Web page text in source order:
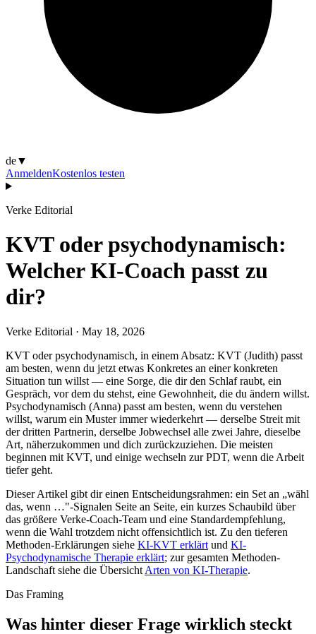
de▼
AnmeldenKostenlos testen
Verke Editorial
KVT oder psychodynamisch:
Welcher KI-Coach passt zu
dir?
Verke Editorial · May 18, 2026
KVT oder psychodynamisch, in einem Absatz: KVT (Judith) passt
am besten, wenn du jetzt etwas Konkretes an einer konkreten
Situation tun willst — eine Sorge, die dir den Schlaf raubt, ein
Gespräch, vor dem du stehst, eine Gewohnheit, die du ändern willst.
Psychodynamisch (Anna) passt am besten, wenn du verstehen
willst, warum ein Muster immer wiederkehrt — derselbe Streit mit
der dritten Partnerin, derselbe Jobwechsel alle zwei Jahre, dieselbe
Art, näherzukommen und dich zurückzuziehen. Die meisten
beginnen mit KVT, und einige wechseln zur PDT, wenn die Arbeit
tiefer geht.
Dieser Artikel gibt dir einen Entscheidungsrahmen: ein Set an „wähl
das, wenn …"-Signalen Seite an Seite, ein kurzes Schaubild über
das größere Verke-Coach-Team und eine Standardempfehlung,
wenn die Wahl trotzdem nicht offensichtlich ist. Zu den tieferen
Methoden-Erklärungen siehe KI-KVT erklärt und KI-
Psychodynamische Therapie erklärt; zur gesamten Methoden-
Landschaft siehe die Übersicht Arten von KI-Therapie.
Das Framing
Was hinter dieser Frage wirklich steckt